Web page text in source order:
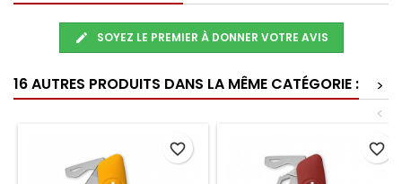
SOYEZ LE PREMIER À DONNER VOTRE AVIS
16 AUTRES PRODUITS DANS LA MÊME CATÉGORIE :
>
<
favorite_border favorite_border